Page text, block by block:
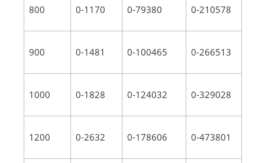
800 0-1170 0-79380 0-210578
900 0-1481 0-100465 0-266513
1000 0-1828 0-124032 0-329028
1200 0-2632 0-178606 0-473801